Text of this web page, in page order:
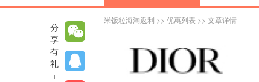
米饭粒海淘返利 >> 优惠列表 >> 文章详情
分
享
有
礼
+